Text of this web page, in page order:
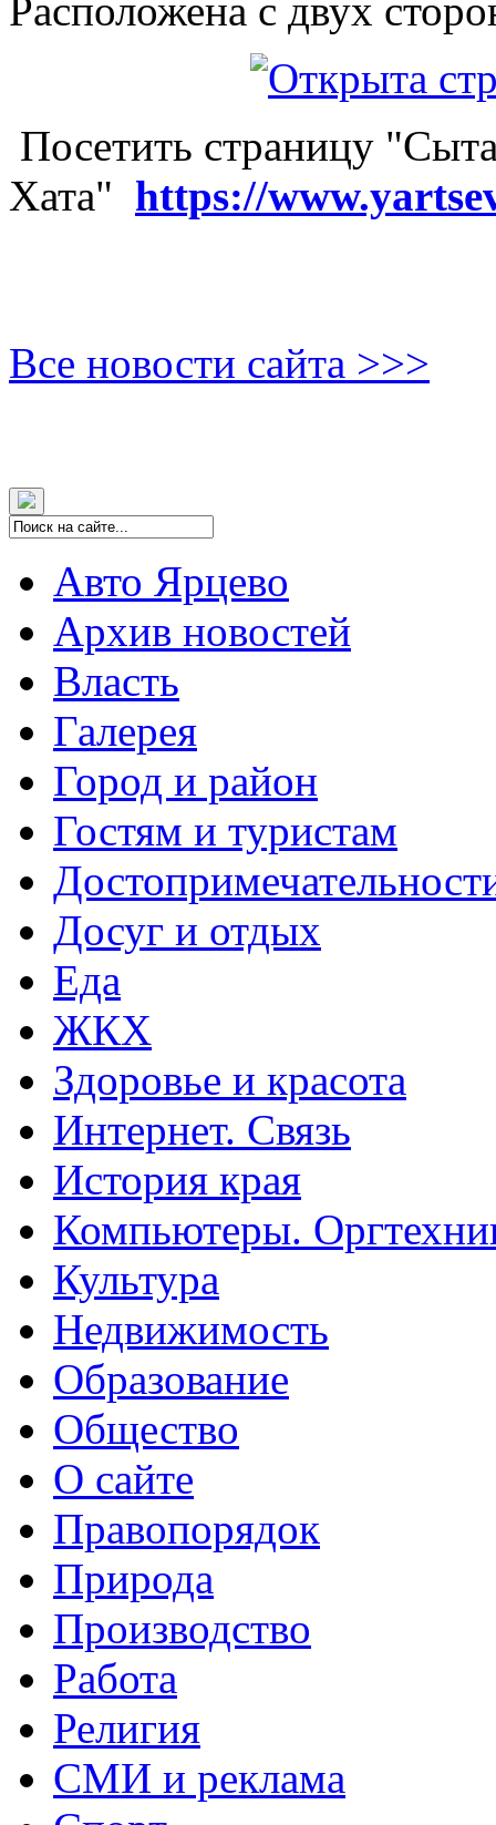
Расположена с двух
Посетить страницу
Хата" https://
Все новости сайта >>>
Авто Ярцево
Архив новостей
Власть
Галерея
Город и район
Гостям и туристам
Досуг и отдых
Еда
ЖКХ
Здоровье и красота
Интернет. Связь
История края
Компьютеры.
Культура
Недвижимость
Образование
Общество
О сайте
Правопорядок
Природа
Производство
Работа
Религия
СМИ и реклама